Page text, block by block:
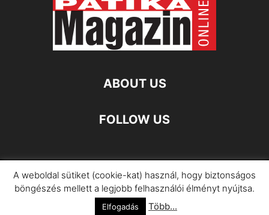
ABOUT US
FOLLOW US
Impresszum Adatkezelési Információ
©
A weboldal sütiket (cookie-kat) használ, hogy biztonságos
böngészés mellett a legjobb felhasználói élményt nyújtsa.
Elfogadás Több...